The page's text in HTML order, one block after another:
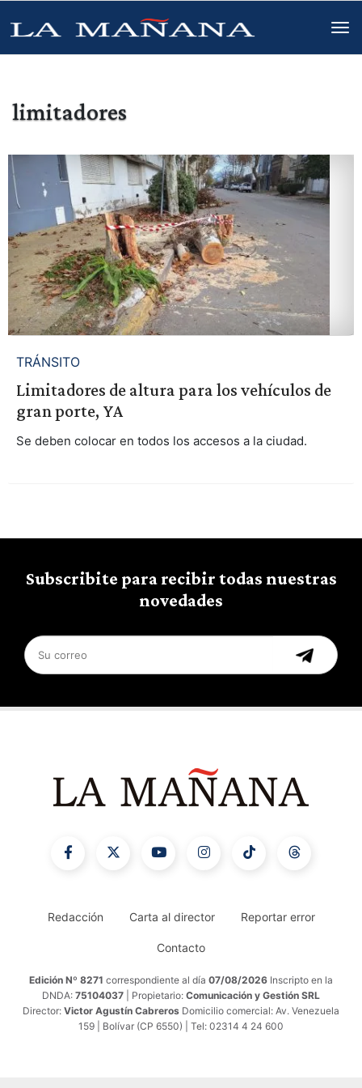
limitadores
TRÁNSITO
Limitadores de altura para los vehículos de
gran porte, YA
Se deben colocar en todos los accesos a la ciudad.
Subscribite para recibir todas nuestras
novedades
Redacción Carta al director Reportar error
Contacto
Edición Nº 8271 correspondiente al día 07/08/2026 Inscripto en la
DNDA: 75104037 | Propietario: Comunicación y Gestión SRL
Director: Victor Agustín Cabreros Domicilio comercial: Av. Venezuela
159 | Bolívar (CP 6550) | Tel: 02314 4 24 600